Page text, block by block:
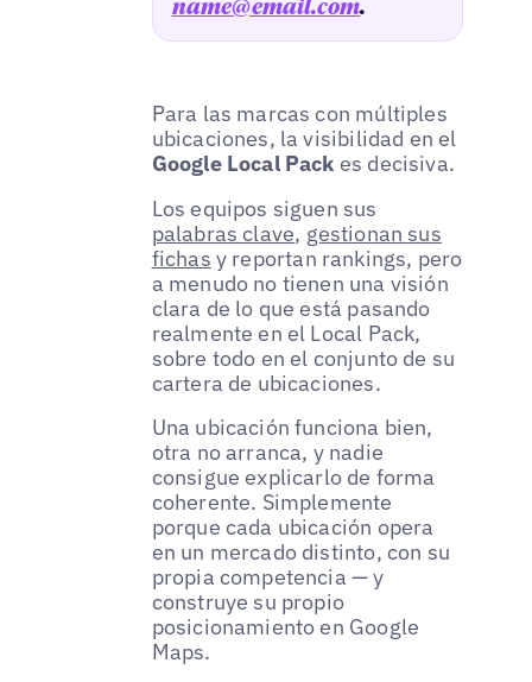
name@email.com.
Para las marcas con múltiples
ubicaciones, la visibilidad en el
Google Local Pack es decisiva.
Los equipos siguen sus
palabras clave, gestionan sus
fichas y reportan rankings, pero
a menudo no tienen una visión
clara de lo que está pasando
realmente en el Local Pack,
sobre todo en el conjunto de su
cartera de ubicaciones.
Una ubicación funciona bien,
otra no arranca, y nadie
consigue explicarlo de forma
coherente. Simplemente
porque cada ubicación opera
en un mercado distinto, con su
propia competencia — y
construye su propio
posicionamiento en Google
Maps.